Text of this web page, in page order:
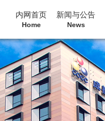
内网首页
Home
新闻与公告
News